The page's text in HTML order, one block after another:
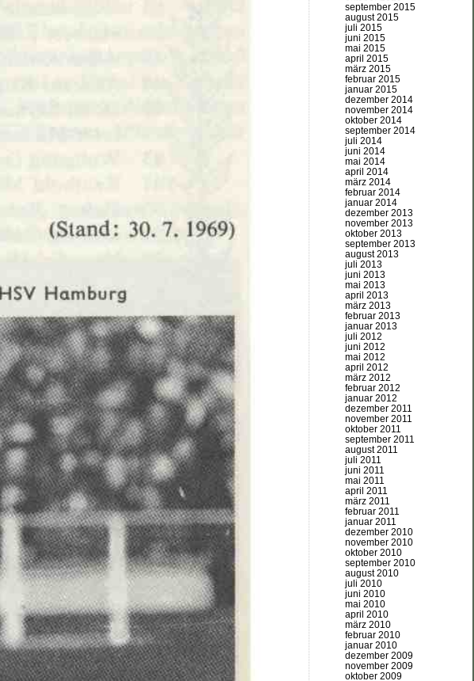
september 2015
august 2015
juli 2015
juni 2015
mai 2015
april 2015
märz 2015
februar 2015
januar 2015
dezember 2014
november 2014
oktober 2014
september 2014
juli 2014
juni 2014
mai 2014
april 2014
märz 2014
februar 2014
januar 2014
dezember 2013
november 2013
oktober 2013
september 2013
august 2013
juli 2013
juni 2013
mai 2013
april 2013
märz 2013
februar 2013
januar 2013
juli 2012
juni 2012
mai 2012
april 2012
märz 2012
februar 2012
januar 2012
dezember 2011
november 2011
oktober 2011
september 2011
august 2011
juli 2011
juni 2011
mai 2011
april 2011
märz 2011
februar 2011
januar 2011
dezember 2010
november 2010
oktober 2010
september 2010
august 2010
juli 2010
juni 2010
mai 2010
april 2010
märz 2010
februar 2010
januar 2010
dezember 2009
november 2009
oktober 2009